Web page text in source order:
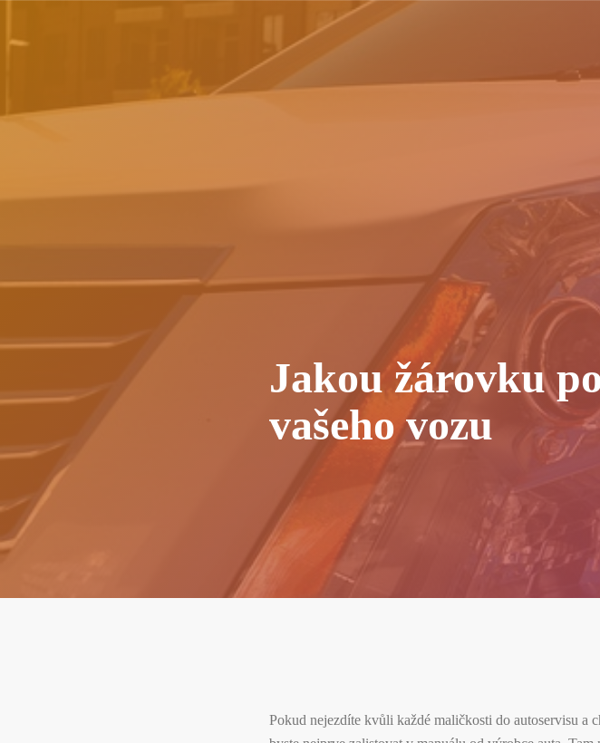
Jakou žárovku
vašeho vozu
Pokud nejezdíte kvůli každé maličkosti do autoservisu a